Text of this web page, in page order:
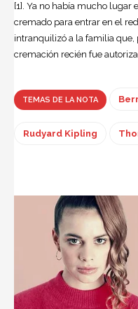
[1]. Ya no había mucho lugar
cremado para entrar en el
intranquilizó a la familia que,
cremación recién fue
TEMAS DE LA NOTA
Rudyard Kipling